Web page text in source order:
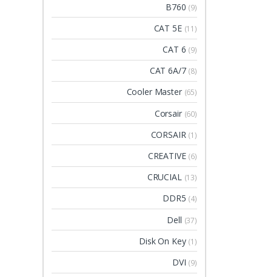
B760 (9)
CAT 5E (11)
CAT 6 (9)
CAT 6A/7 (8)
Cooler Master (65)
Corsair (60)
CORSAIR (1)
CREATIVE (6)
CRUCIAL (13)
DDR5 (4)
Dell (37)
Disk On Key (1)
DVI (9)